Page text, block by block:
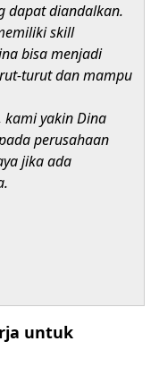
dapat diandalkan.
skill
bisa menjadi
turut dan mampu
yakin Dina
perusahaan
jika ada
untuk